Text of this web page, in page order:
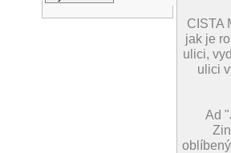
CISTA
jak je
ulici,
ulici
Ad